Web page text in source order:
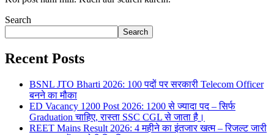
Search
Search
Recent Posts
BSNL JTO Bharti 2026: 100 पदों पर सरकारी Telecom Officer
बनने का मौका
ED Vacancy 1200 Post 2026: 1200 से ज्यादा पद – सिर्फ
Graduation चाहिए, रास्ता SSC CGL से जाता है।
REET Mains Result 2026: 4 महीने का इंतजार खत्म – रिजल्ट जारी